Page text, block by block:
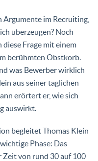
Argumente im Recruiting,
überzeugen? Noch
Frage mit einem
berühmten Obstkorb.
was Bewerber wirklich
aus seiner täglichen
erörtert er, wie sich
auswirkt.
begleitet Thomas Klein
Phase: Das
von rund 30 auf 100